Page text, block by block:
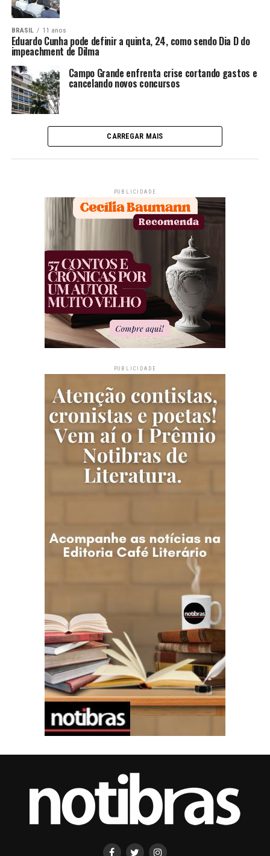
BRASIL 11 anos
Eduardo Cunha pode definir a quinta, 24, como sendo Dia D do
impeachment de Dilma
Campo Grande enfrenta crise cortando gastos e
cancelando novos concursos
CARREGAR MAIS
PUBLICIDADE
PUBLICIDADE